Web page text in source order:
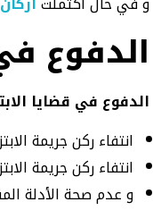
الدفوع
الدفوع في قضايا
انتفاء ركن جريمة
انتفاء ركن جريمة
و عدم صحة الأدلة